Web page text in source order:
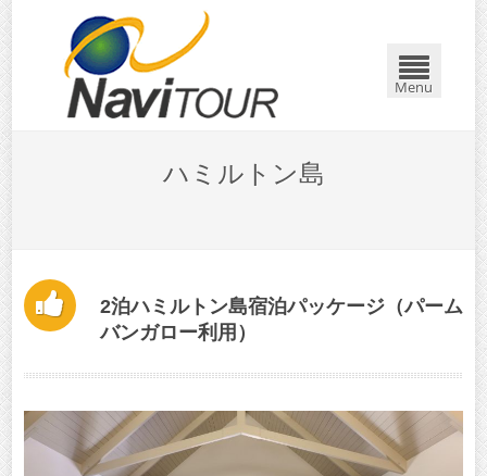
Menu
ハミルトン島
2泊ハミルトン島宿泊パッケージ（パーム
バンガロー利用）